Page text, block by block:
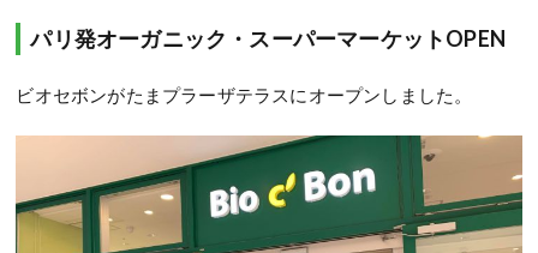
パリ発オーガニック・スーパーマーケットOPEN
ビオセボンがたまプラーザテラスにオープンしました。